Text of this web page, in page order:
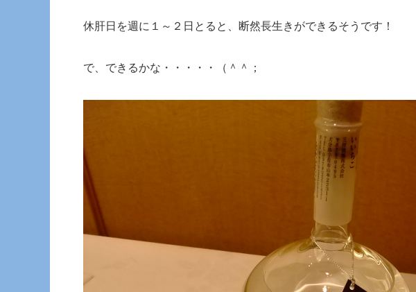
休肝日を週に１～２日とると、断然長生きができるそうです！
で、できるかな・・・・・（＾＾；